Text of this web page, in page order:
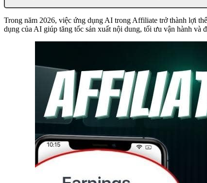
Trong năm 2026, việc ứng dụng AI trong Affiliate trở thành lợi
dụng của AI giúp tăng tốc sản xuất nội dung, tối ưu vận hành và